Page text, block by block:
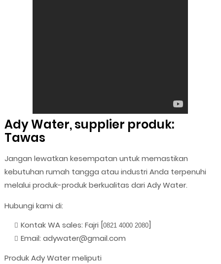
Ady Water, supplier produk:
Tawas
Jangan lewatkan kesempatan untuk memastikan
kebutuhan rumah tangga atau industri Anda terpenuhi
melalui produk-produk berkualitas dari Ady Water.
Hubungi kami di:
Kontak WA sales: Fajri [0821 4000 2080]
Email: adywater@gmail.com
Produk Ady Water meliputi